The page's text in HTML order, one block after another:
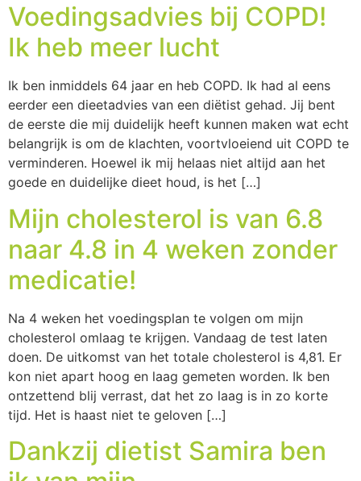
Voedingsadvies bij COPD!
Ik heb meer lucht
Ik ben inmiddels 64 jaar en heb COPD. Ik had al eens
eerder een dieetadvies van een diëtist gehad. Jij bent
de eerste die mij duidelijk heeft kunnen maken wat echt
belangrijk is om de klachten, voortvloeiend uit COPD te
verminderen. Hoewel ik mij helaas niet altijd aan het
goede en duidelijke dieet houd, is het […]
Mijn cholesterol is van 6.8
naar 4.8 in 4 weken zonder
medicatie!
Na 4 weken het voedingsplan te volgen om mijn
cholesterol omlaag te krijgen. Vandaag de test laten
doen. De uitkomst van het totale cholesterol is 4,81. Er
kon niet apart hoog en laag gemeten worden. Ik ben
ontzettend blij verrast, dat het zo laag is in zo korte
tijd. Het is haast niet te geloven […]
Dankzij dietist Samira ben